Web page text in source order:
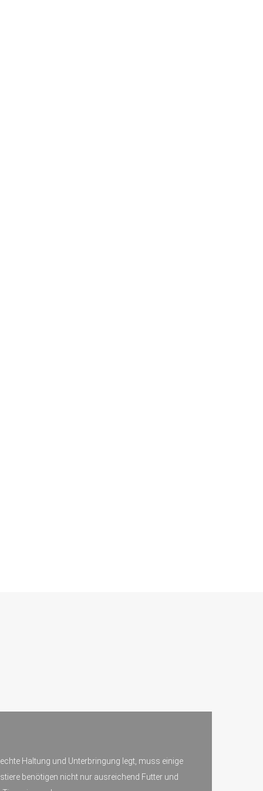
Haltung und Unterbringung legt, muss einige
benötigen nicht nur ausreichend Futter und